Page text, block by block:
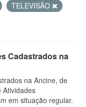
TELEVISÃO
Cadastrados na
na Ancine, de
Atividades
em situação regular.